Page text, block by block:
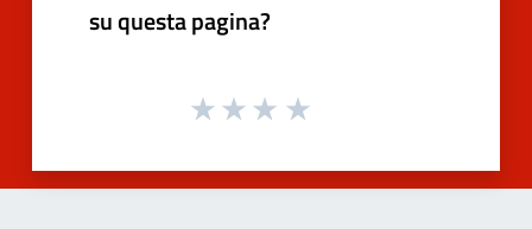
su questa pagina?